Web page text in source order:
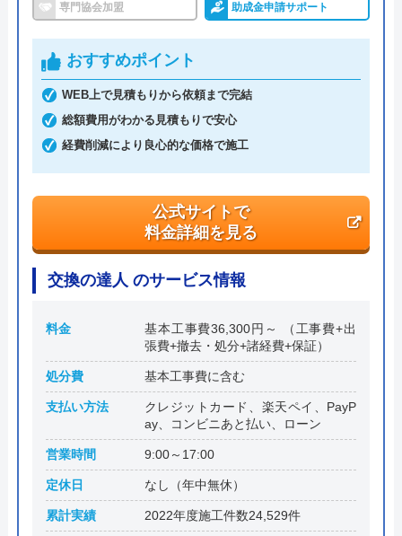
運営会社 株式会社交換できるくん
創業・設立 1998年11月13日設立
本社所在地
〒150-0011
東京都渋谷区東1丁目26-20 東京建物東
専門協会加盟 助成金申請サポート
おすすめポイント
WEB上で見積もりから依頼まで完結
総額費用がわかる見積もりで安心
経費削減により良心的な価格で施工
公式サイトで
料金詳細を見る
交換の達人 のサービス情報
料金
基本工事費36,300円～ （工事費+出
張費+撤去・処分+諸経費+保証）
処分費 基本工事費に含む
支払い方法
クレジットカード、楽天ペイ、PayP
ay、コンビニあと払い、ローン
営業時間 9:00～17:00
定休日 なし（年中無休）
累計実績 2022年度施工件数24,529件